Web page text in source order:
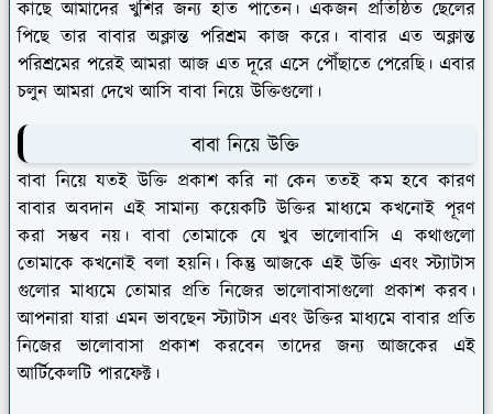
কাছে আমাদের খুশির জন্য হাত পাতেন। একজন প্রতিষ্ঠিত ছেলের
পিছে তার বাবার অক্লান্ত পরিশ্রম কাজ করে। বাবার এত অক্লান্ত
পরিশ্রমের পরেই আমরা আজ এত দূরে এসে পৌঁছাতে পেরেছি। এবার
চলুন আমরা দেখে আসি বাবা নিয়ে উক্তিগুলো।
বাবা নিয়ে উক্তি
বাবা নিয়ে যতই উক্তি প্রকাশ করি না কেন ততই কম হবে কারণ
বাবার অবদান এই সামান্য কয়েকটি উক্তির মাধ্যমে কখনোই পূরণ
করা সম্ভব নয়। বাবা তোমাকে যে খুব ভালোবাসি এ কথাগুলো
তোমাকে কখনোই বলা হয়নি। কিন্তু আজকে এই উক্তি এবং স্ট্যাটাস
গুলোর মাধ্যমে তোমার প্রতি নিজের ভালোবাসাগুলো প্রকাশ করব।
আপনারা যারা এমন ভাবছেন স্ট্যাটাস এবং উক্তির মাধ্যমে বাবার প্রতি
নিজের ভালোবাসা প্রকাশ করবেন তাদের জন্য আজকের এই
আর্টিকেলটি পারফেক্ট।